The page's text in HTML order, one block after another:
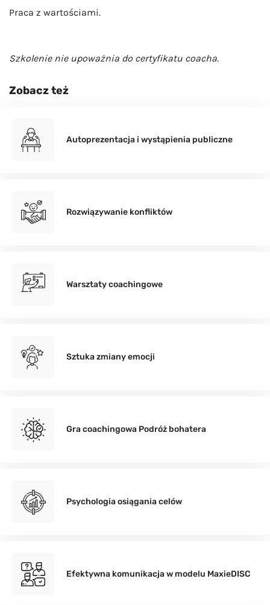
Praca z wartościami.
Szkolenie nie upoważnia do certyfikatu coacha.
Zobacz też
Autoprezentacja i wystąpienia publiczne
Rozwiązywanie konfliktów
Warsztaty coachingowe
Sztuka zmiany emocji
Gra coachingowa Podróż bohatera
Psychologia osiągania celów
Efektywna komunikacja w modelu MaxieDISC